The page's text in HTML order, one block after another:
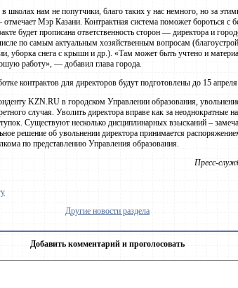
школах нам не попутчики, благо таких у нас немного, но за
Мэр Казани. Контрактная система поможет бороться с
будет прописана ответственность сторон — директора и
по самым актуальным хозяйственным вопросам
уборка снега с крыши и др.). «Там может быть учтено и
работу», — добавил глава города.
контрактов для директоров будут подготовлены до 15
KZN.RU в городском Управлении образования,
случая. Уволить директора вправе как за неоднократные
Существуют несколько дисциплинарных взысканий –
решение об увольнении директора принимается
по представлению Управления образования.
Пресс-
Другие новости раздела
Добавить комментарий и проголосовать